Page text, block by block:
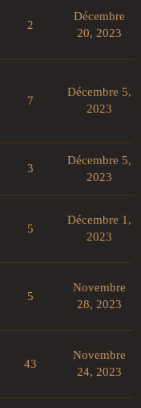
2
Décembre
20, 2023
7
Décembre 5,
2023
3
Décembre 5,
2023
5
Décembre 1,
2023
5
Novembre
28, 2023
43
Novembre
24, 2023